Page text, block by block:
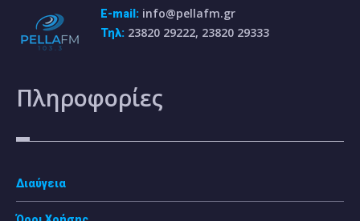
E-mail: info@pellafm.gr
Τηλ: 23820 29222, 23820 29333
Πληροφορίες
Διαύγεια